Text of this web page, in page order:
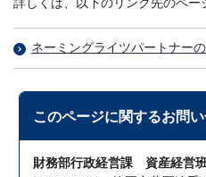
詳しくは、以下のリンク先のペー
ネーミングライツパートナー
このページに関するお問
財務部行政経営課 資産経営